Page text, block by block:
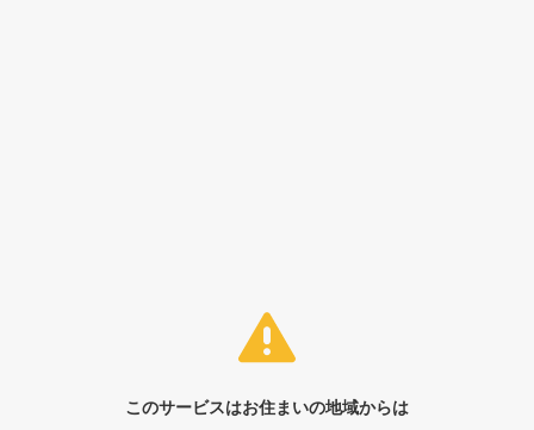
このサービスはお住まいの地域からは